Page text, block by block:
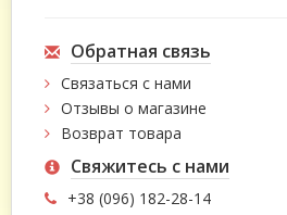
Обратная связь
Связаться с нами
Отзывы о магазине
Возврат товара
Свяжитесь с нами
+38 (096) 182-28-14